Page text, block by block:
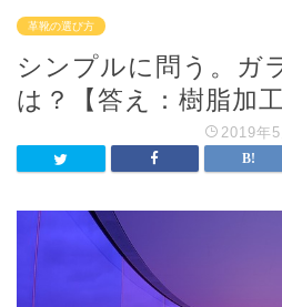
革靴の選び方
シンプルに問う。ガ
は？【答え：樹脂加
2019年